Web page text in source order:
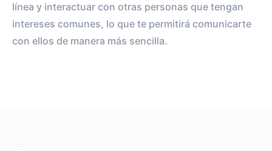
línea y interactuar con otras personas que tengan
intereses comunes, lo que te permitirá comunicarte
con ellos de manera más sencilla.